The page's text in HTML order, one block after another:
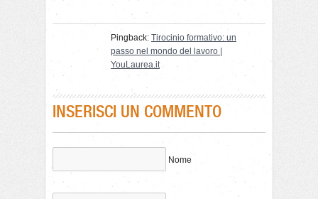
Pingback: Tirocinio formativo: un
passo nel mondo del lavoro |
YouLaurea.it
INSERISCI UN COMMENTO
Nome